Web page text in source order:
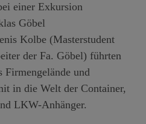
einer Exkursion
Göbel
Kolbe (Masterstudent
der Fa. Göbel) führten
Firmengelände und
in die Welt der Container,
LKW-Anhänger.